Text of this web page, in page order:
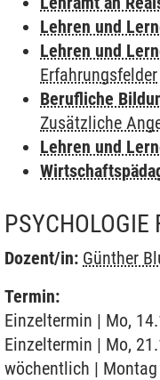
Lehren und
Lehren und
Erfahrungsfelder
Berufliche
Zusätzliche
Lehren und
PSYCHOLOGIE
Dozent/in: Günther
Termin:
Einzeltermin | Mo,
Einzeltermin | Mo,
wöchentlich |